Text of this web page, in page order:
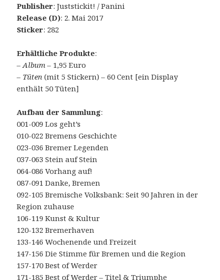
Publisher: Juststickit! / Panini
Release (D): 2. Mai 2017
Sticker: 282
Erhältliche Produkte:
–Album – 1,95 Euro
– Tüten (mit 5 Stickern) – 60 Cent [ein Display
enthält 50 Tüten]
Aufbau der Sammlung:
001-009 Los geht’s
010-022 Bremens Geschichte
023-036 Bremer Legenden
037-063 Stein auf Stein
064-086 Vorhang auf!
087-091 Danke, Bremen
092-105 Bremische Volksbank: Seit 90 Jahren in der
Region zuhause
106-119 Kunst & Kultur
120-132 Bremerhaven
133-146 Wochenende und Freizeit
147-156 Die Stimme für Bremen und die Region
157-170 Best of Werder
171-185 Best of Werder – Titel & Triumphe